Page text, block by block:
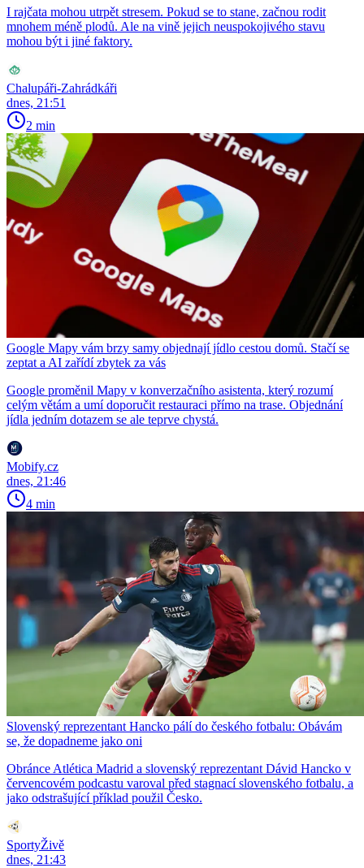
I rajčata mohou utrpět stresem. Pokud se to stane, začnou rodit
mnohem méně plodů. Ale na vině jejich neuspokojivého stavu
mohou být i jiné faktory.
Chalupáři-Zahrádkáři
dnes, 21:51
2 min
Google Mapy vám brzy samy objednají jídlo cestou domů. Stačí se
zeptat a AI zařídí zbytek za vás
Google proměnil Mapy v konverzačního asistenta, který rozumí
celým větám a umí doporučit restauraci přímo na trase. Objednání
jídla jedním dotazem se ale teprve chystá.
Mobify.cz
dnes, 21:46
4 min
Slovenský reprezentant Hancko pálí do českého fotbalu: Obávám
se, že dopadneme jako oni
Obránce Atlética Madrid a slovenský reprezentant Dávid Hancko v
červencovém podcastu varoval před stagnací slovenského fotbalu, a
jako odstrašující příklad použil Česko.
SportyŽivě
dnes, 21:43